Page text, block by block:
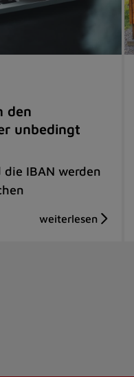
den
unbedingt
IBAN werden